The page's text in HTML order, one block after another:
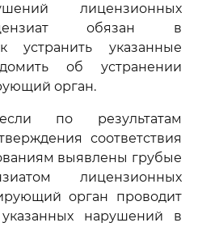
лицензионных
обязан в
устранить указанные
об устранении
орган.
по результатам
соответствия
выявлены грубые
лицензионных
орган проводит
нарушений в